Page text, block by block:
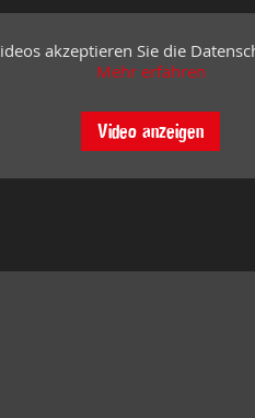
akzeptieren Sie die
Mehr erfahren
Video anzeigen